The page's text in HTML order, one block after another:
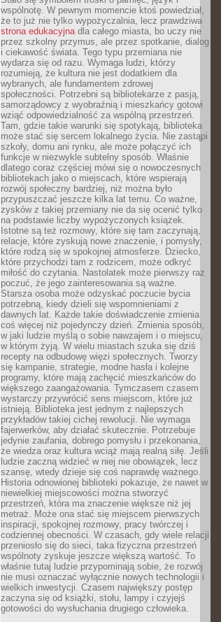
wspólnotę. W pewnym momencie ktoś powiedział,
że to już nie tylko wypożyczalnia, lecz prawdziwa
strona edukacyjnadla całego miasta, bo uczy nie
przez szkolny przymus, ale przez spotkanie, dialog
i ciekawość świata. Tego typu przemiana nie
wydarza się od razu. Wymaga ludzi, którzy
rozumieją, że kultura nie jest dodatkiem dla
wybranych, ale fundamentem zdrowej
społeczności. Potrzebni są bibliotekarze z pasją,
samorządowcy z wyobraźnią i mieszkańcy gotowi
wziąć odpowiedzialność za wspólną przestrzeń.
Tam, gdzie takie warunki się spotykają, biblioteka
może stać się sercem lokalnego życia. Nie zastąpi
szkoły, domu ani rynku, ale może połączyć ich
funkcje w niezwykle subtelny sposób. Właśnie
dlatego coraz częściej mówi się o nowoczesnych
bibliotekach jako o miejscach, które wspierają
rozwój społeczny bardziej, niż można było
przypuszczać jeszcze kilka lat temu. Co ważne,
zysków z takiej przemiany nie da się ocenić tylko
na podstawie liczby wypożyczonych książek.
Istotne są też rozmowy, które się tam zaczynają,
relacje, które zyskują nowe znaczenie, i pomysły,
które rodzą się w spokojnej atmosferze. Dziecko,
które przychodzi tam z rodzicem, może odkryć
miłość do czytania. Nastolatek może pierwszy raz
poczuć, że jego zainteresowania są ważne.
Starsza osoba może odzyskać poczucie bycia
potrzebną, kiedy dzieli się wspomnieniami z
dawnych lat. Każde takie doświadczenie zmienia
coś więcej niż pojedynczy dzień. Zmienia sposób,
w jaki ludzie myślą o sobie nawzajem i o miejscu,
w którym żyją. W wielu miastach szuka się dziś
recepty na odbudowę więzi społecznych. Tworzy
się kampanie, strategie, modne hasła i kolejne
programy, które mają zachęcić mieszkańców do
większego zaangażowania. Tymczasem czasem
wystarczy przywrócić sens miejscom, które już
istnieją. Biblioteka jest jednym z najlepszych
przykładów takiej cichej rewolucji. Nie wymaga
fajerwerków, aby działać skutecznie. Potrzebuje
jedynie zaufania, dobrego pomysłu i przekonania,
że wiedza oraz kultura wciąż mają realną siłę. Jeśli
ludzie zaczną widzieć w niej nie obowiązek, lecz
szansę, wtedy dzieje się coś naprawdę ważnego.
Historia odnowionej biblioteki pokazuje, że nawet w
niewielkiej miejscowości można stworzyć
przestrzeń, która ma znaczenie większe niż jej
metraż. Może ona stać się miejscem pierwszych
inspiracji, spokojnej rozmowy, pracy twórczej i
codziennej obecności. W czasach, gdy wiele relacji
przeniosło się do sieci, taka fizyczna przestrzeń
wspólnoty zyskuje jeszcze większą wartość. To
właśnie tutaj ludzie przypominają sobie, że rozwój
nie musi oznaczać wyłącznie nowych technologii i
wielkich inwestycji. Czasem największy postęp
zaczyna się od książki, stołu, lampy i czyjejś
gotowości do wysłuchania drugiego człowieka.